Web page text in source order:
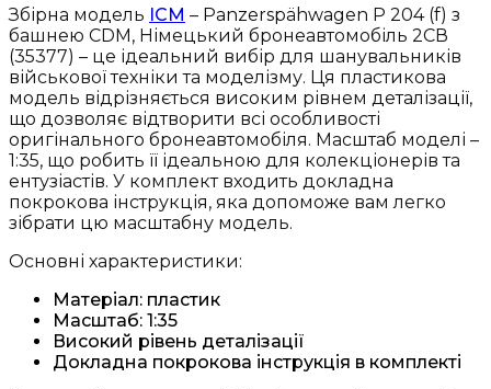
башнею
CDM,
Німецький
бронеавтомобіль
2СВ
(35377)
кількість
Збірна модель ICM – Panzerspähwagen P 204 (f) з
башнею CDM, Німецький бронеавтомобіль 2СВ
(35377) – це ідеальний вибір для шанувальників
військової техніки та моделізму. Ця пластикова
модель відрізняється високим рівнем деталізації,
що дозволяє відтворити всі особливості
оригінального бронеавтомобіля. Масштаб моделі –
1:35, що робить її ідеальною для колекціонерів та
ентузіастів. У комплект входить докладна
покрокова інструкція, яка допоможе вам легко
зібрати цю масштабну модель.
Основні характеристики:
Матеріал: пластик
Масштаб: 1:35
Високий рівень деталізації
Докладна покрокова інструкція в комплекті